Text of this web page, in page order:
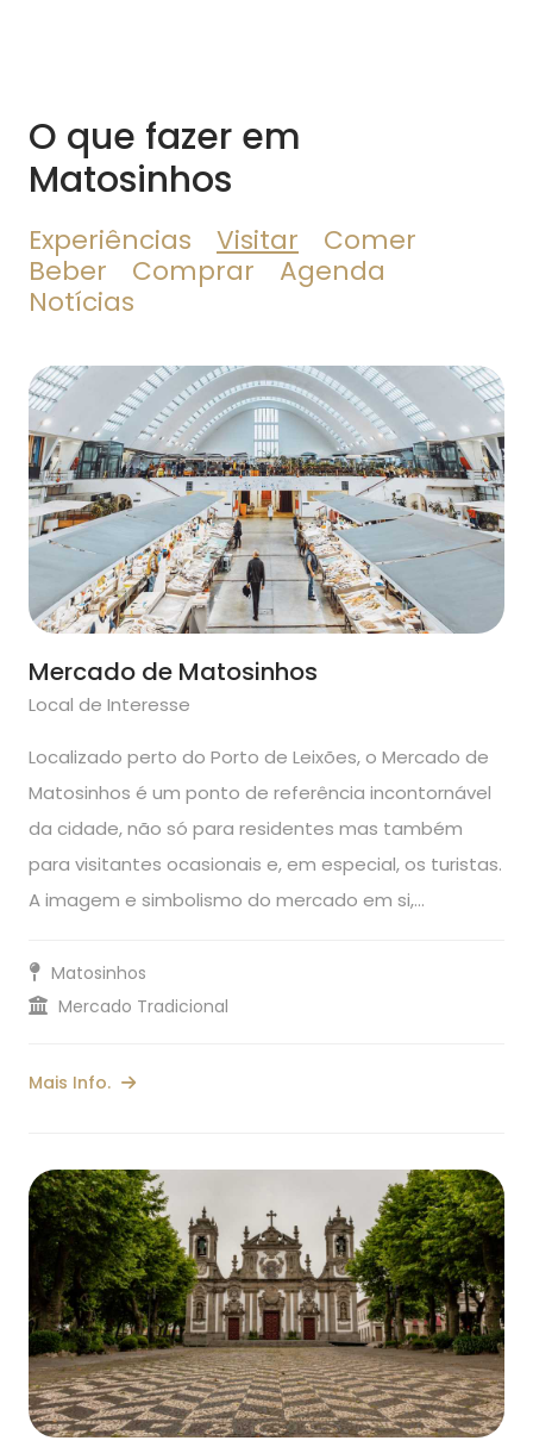
O que fazer em
Matosinhos
Experiências Visitar
Comer
Beber
Comprar
Agenda
Notícias
Mercado de Matosinhos
Local de Interesse
Localizado perto do Porto de Leixões, o Mercado de
Matosinhos é um ponto de referência incontornável
da cidade, não só para residentes mas também
para visitantes ocasionais e, em especial, os turistas.
A imagem e simbolismo do mercado em si,…
Matosinhos
Mercado Tradicional
Mais Info.